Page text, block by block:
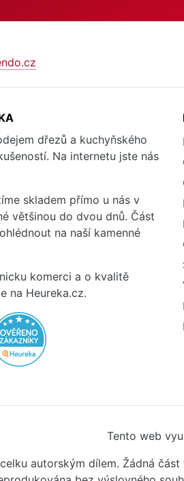
dřezů a kuchyňského
Na internetu jste nás
skladem přímo u nás v
většinou do dvou dnů. Část
na naší kamenné
komerci a o kvalitě
na Heureka.cz.
Tento web
autorským dílem. Žádná